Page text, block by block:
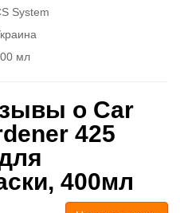
System
мл
о Car
425
400мл